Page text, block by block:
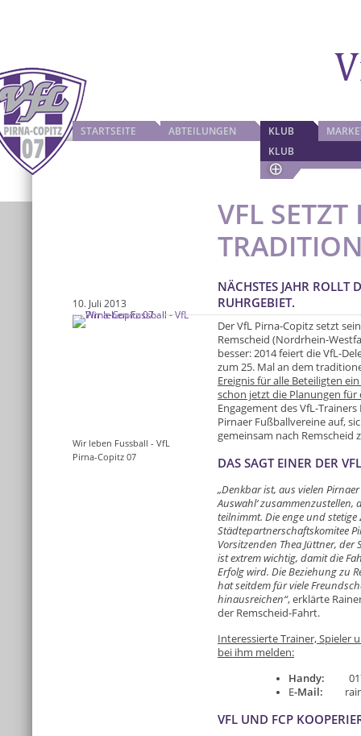
STARTSEITE ABTEILUNGEN
KLUB
KLUB
VFL
NÄCHSTES JAHR ROLLT
RUHRGEBIET.
10. Juli 2013
Der VfL Pirna-Copitz setzt
Remscheid (Nordrhein-
besser: 2014 feiert die VfL-
zum 25. Mal an dem
Ereignis für alle Beteiligten
schon jetzt die Planungen für
Engagement des VfL-
Pirnaer Fußballvereine auf,
gemeinsam nach Remscheid
DAS SAGT EINER DER
„Denkbar ist, aus vielen
Auswahl‘
teilnimmt. Die enge und
Städtepartnerschaftskomitee
Vorsitzenden Thea Jüttner,
ist extrem wichtig, damit die
Erfolg wird. Die Beziehung zu
hat seitdem für viele
hinausreichen“, erklärte
der Remscheid-Fahrt.
Interessierte Trainer, Spieler
bei ihm melden:
Handy:
E-Mail:
VFL UND FCP
Wir leben Fussball - VfL
Pirna-Copitz 07